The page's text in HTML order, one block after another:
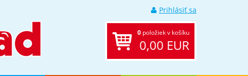
Prihlásiť sa
0 položiek v košíku
0,00 EUR